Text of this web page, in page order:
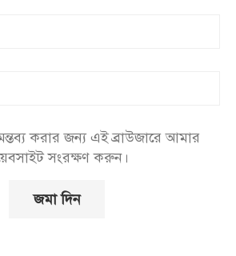
করার জন্য এই ব্রাউজারে আমার
সংরক্ষণ করুন।